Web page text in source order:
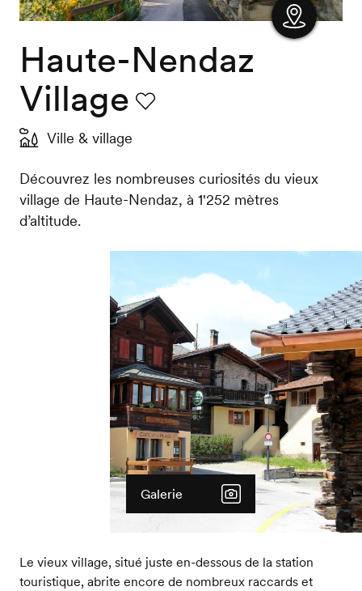
Haute-Nendaz
Village
Ville & village
Découvrez les nombreuses curiosités du vieux
village de Haute-Nendaz, à 1'252 mètres
d’altitude.
Galerie
Le vieux village, situé juste en-dessous de la station
touristique, abrite encore de nombreux raccards et